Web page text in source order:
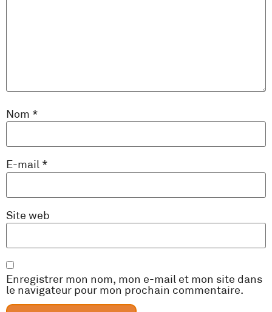
Nom *
E-mail *
Site web
Enregistrer mon nom, mon e-mail et mon site dans
le navigateur pour mon prochain commentaire.